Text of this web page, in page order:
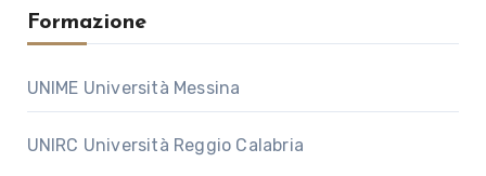
Formazione
UNIME Università Messina
UNIRC Università Reggio Calabria